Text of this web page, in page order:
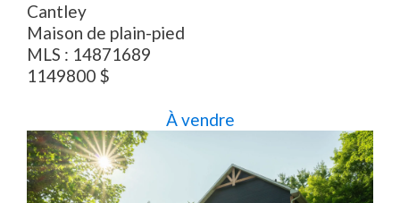
Cantley
Maison de plain-pied
MLS : 14871689
1149800 $
À vendre